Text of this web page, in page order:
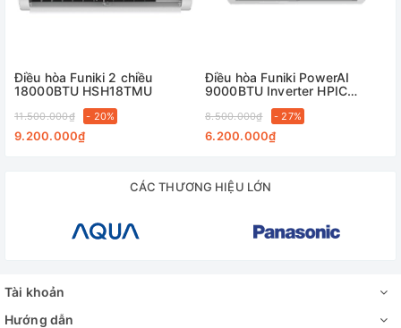
Điều hòa Funiki 2 chiều
18000BTU HSH18TMU
11.500.000₫ - 20%
9.200.000₫
Điều hòa Funiki PowerAI
9000BTU Inverter HPIC
8.500.000₫ - 27%
6.200.000₫
CÁC THƯƠNG HIỆU LỚN
Tài khoản
Hướng dẫn